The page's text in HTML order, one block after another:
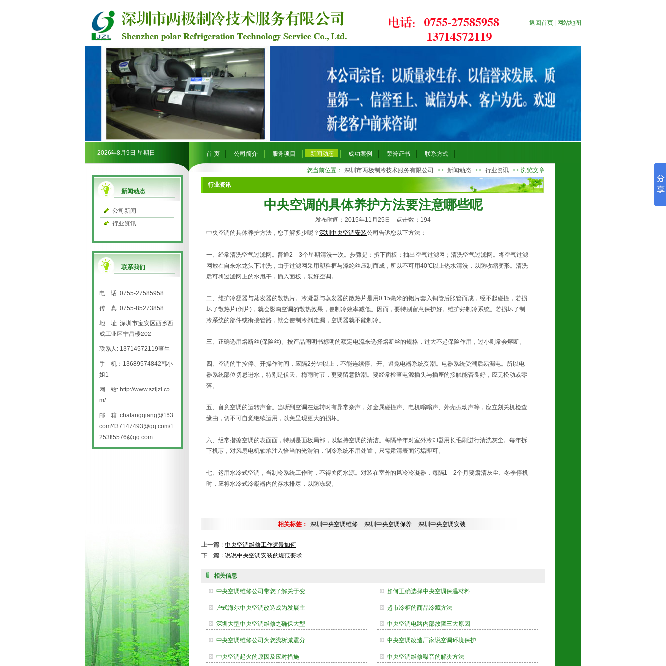
返回首页 网站地图
2026年8月9日 星期日 首 页 公司简介 服务项目 新闻动态 成功案例 荣誉证书 联系方式
新闻动态
公司新闻
行业资讯
联系我们
电 话: 0755-27585958
传 真: 0755-85273858
地 址: 深圳市宝安区西乡西
成工业区宁昌楼202
联系人: 13714572119查生
手 机：13689574842韩小
姐1
网 站: http://www.szljzl.co
m/
邮 箱: chafangqiang@163.
com/437147493@qq.com/1
25385576@qq.com
您当前位置： 深圳市两极制冷技术服务有限公司 >> 新闻动态 >> 行业资讯 >> 浏览文章
行业资讯
中央空调的具体养护方法要注意哪些呢
发布时间：2015年11月25日 点击数： 194
中央空调的具体养护方法，您了解多少呢？ 深圳中央空调安装公司告诉您以下方法：
一、经常清洗空气过滤网。普通2—3个星期清洗一次。步骤是：拆下面板；抽出空气过滤网；清洗空气过滤网。将空气过滤
网放在自来水龙头下冲洗，由于过滤网采用塑料框与涤纶丝压制而成，所以不可用40℃以上热水清洗，以防收缩变形。清洗
后可将过滤网上的水甩干，插入面板，装好空调。
二、维护冷凝器与蒸发器的散热片。冷凝器与蒸发器的散热片是用0.15毫米的铝片套入铜管后胀管而成，经不起碰撞，若损
坏了散热片(倒片)，就会影响空调的散热效果，使制冷效率减低。因而，要特别留意保护好。维护好制冷系统。若损坏了制
冷系统的部件或衔接管路，就会使制冷剂走漏，空调器就不能制冷。
三、正确选用熔断丝(保险丝)。按产品阐明书标明的额定电流来选择熔断丝的规格，过大不起保险作用，过小则常会熔断。
四、空调的手控停、开操作时间，应隔2分钟以上，不能连续停、开。避免电器系统受潮。电器系统受潮后易漏电。所以电
器系统部位切忌进水，特别是伏天、梅雨时节，更要留意防潮。要经常检查电源插头与插座的接触能否良好，应无松动或零
落。
五、留意空调的运转声音。当听到空调在运转时有异常杂声，如金属碰撞声、电机嗡嗡声、外壳振动声等，应立刻关机检查
缘由，切不可自觉继续运用，以免呈现更大的损坏。
六、经常揩擦空调的表面面，特别是面板局部，以坚持空调的清洁。每隔半年对室外冷却器用长毛刷进行清洗灰尘。每年拆
下机芯，对风扇电机轴承注入恰当的光滑油，制冷系统不用处置，只需肃清表面污垢即可。
七、运用水冷式空调，当制冷系统工作时，不得关闭水源。对装在室外的风冷冷凝器，每隔1—2个月要肃清灰尘。冬季停机
时，应将水冷式冷凝器内的存水排尽，以防冻裂。
相关标签： 深圳中央空调维修 深圳中央空调保养 深圳中央空调安装
上一篇： 中央空调维修工作远景如何
下一篇： 说说中央空调安装的规范要求
相关信息
中央空调维修公司带您了解关于变 如何正确选择中央空调保温材料
户式海尔中央空调改造成为发展主 超市冷柜的商品冷藏方法
深圳大型中央空调维修之确保大型 中央空调电路内部故障三大原因
中央空调维修公司为您浅析减震分 中央空调改造厂家说空调环境保护
中央空调起火的原因及应对措施 中央空调维修噪音的解决方法